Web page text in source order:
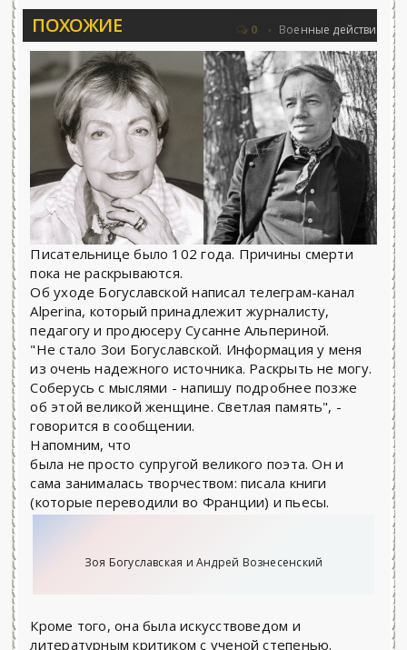
ПОХОЖИЕ
25.06.2026 - «Новости»... Военные действия Об
Писательнице было 102 года. Причины смерти
пока не раскрываются.
Об уходе Богуславской написал телеграм-канал
Alperina, который принадлежит журналисту,
педагогу и продюсеру Сусанне Альпериной.
"Не стало Зои Богуславской. Информация у меня
из очень надежного источника. Раскрыть не могу.
Соберусь с мыслями - напишу подробнее позже
об этой великой женщине. Светлая память", -
говорится в сообщении.
Напомним, что
была не просто супругой великого поэта. Он и
сама занималась творчеством: писала книги
(которые переводили во Франции) и пьесы.
Зоя Богуславская и Андрей Вознесенский
Кроме того, она была искусствоведом и
литературным критиком с ученой степенью.